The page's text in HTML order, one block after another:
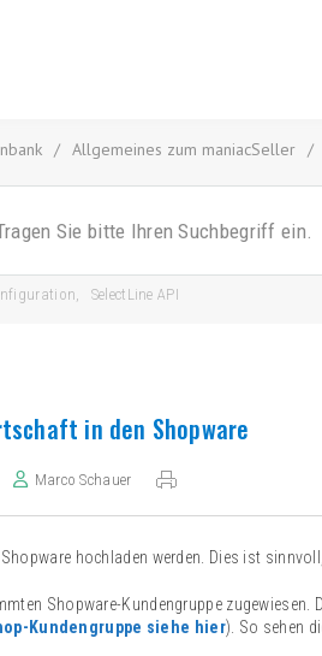
/ Allgemeines zum maniacSeller /
, SelectLine API
in den Shopware
Marco Schauer
hochladen werden. Dies ist
Shopware-Kundengruppe
Kundengruppe siehe hier). So sehen